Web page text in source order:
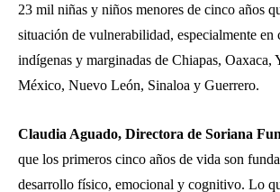
23 mil niñas y niños menores de cinco años
situación de vulnerabilidad, especialmente en
indígenas y marginadas de Chiapas, Oaxaca,
México, Nuevo León, Sinaloa y Guerrero.
Claudia Aguado, Directora de Soriana
que los primeros cinco años de vida son
desarrollo físico, emocional y cognitivo. Lo